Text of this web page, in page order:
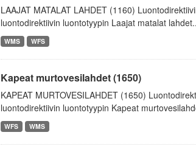
LAAJAT MATALAT LAHDET (1160)
luontodirektiivin luontotyypin Laajat matalat
WMS WFS
Kapeat murtovesilahdet (1650)
KAPEAT MURTOVESILAHDET (1650)
luontodirektiivin luontotyypin Kapeat
WFS WMS